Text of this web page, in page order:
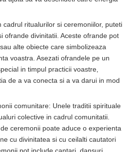
cadrul ritualurilor si ceremoniilor, puteti
ofrande divinitatii. Aceste ofrande pot
alte obiecte care simbolizeaza
voastra. Asezati ofrandele pe un
in timpul practicii voastre,
de a va conecta si a va darui in mod
comunitare: Unele traditii spirituale
colective in cadrul comunitatii.
ceremonii poate aduce o experienta
cu divinitatea si cu ceilalti cautatori